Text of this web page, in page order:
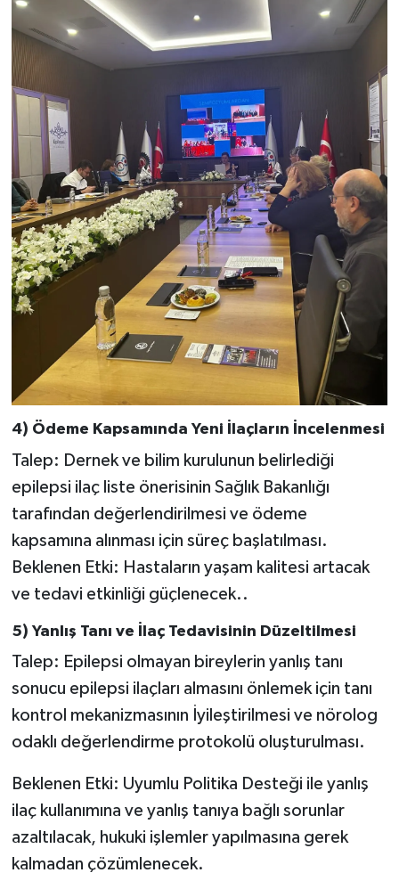
4) Ödeme Kapsamında Yeni İlaçların İncelenmesi
Talep: Dernek ve bilim kurulunun belirlediği
epilepsi ilaç liste önerisinin Sağlık Bakanlığı
tarafından değerlendirilmesi ve ödeme
kapsamına alınması için süreç başlatılması.
Beklenen Etki: Hastaların yaşam kalitesi artacak
ve tedavi etkinliği güçlenecek..
5) Yanlış Tanı ve İlaç Tedavisinin Düzeltilmesi
Talep: Epilepsi olmayan bireylerin yanlış tanı
sonucu epilepsi ilaçları almasını önlemek için tanı
kontrol mekanizmasının İyileştirilmesi ve nörolog
odaklı değerlendirme protokolü oluşturulması.
Beklenen Etki: Uyumlu Politika Desteği ile yanlış
ilaç kullanımına ve yanlış tanıya bağlı sorunlar
azaltılacak, hukuki işlemler yapılmasına gerek
kalmadan çözümlenecek.